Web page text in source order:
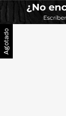
Agotado